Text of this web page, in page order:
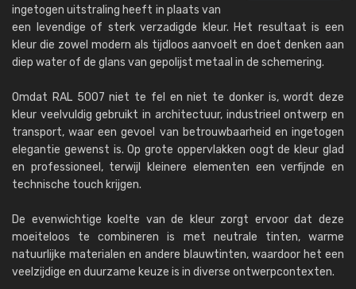
ingetogen uitstraling heeft in plaats van
een levendige of sterk verzadigde kleur. Het resultaat is een
kleur die zowel modern als tijdloos aanvoelt en doet denken aan
diep water of de glans van gepolijst metaal in de schemering.
Omdat RAL 5007 niet te fel en niet te donker is, wordt deze
kleur veelvuldig gebruikt in architectuur, industrieel ontwerp en
transport, waar een gevoel van betrouwbaarheid en ingetogen
elegantie gewenst is. Op grote oppervlakken oogt de kleur glad
en professioneel, terwijl kleinere elementen een verfijnde en
technische touch krijgen.
De evenwichtige koelte van de kleur zorgt ervoor dat deze
moeiteloos te combineren is met neutrale tinten, warme
natuurlijke materialen en andere blauwtinten, waardoor het een
veelzijdige en duurzame keuze is in diverse ontwerpcontexten.